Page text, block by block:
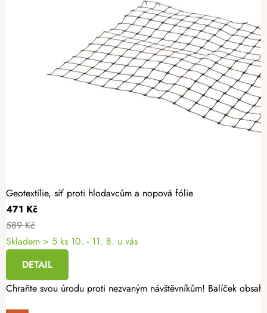
Geotextílie, síť proti hlodavcům a nopová fólie
471 Kč
589 Kč
Skladem > 5 ks 10. - 11. 8. u vás
DETAIL
Chraňte svou úrodu proti nezvaným návštěvníkům! Balíček